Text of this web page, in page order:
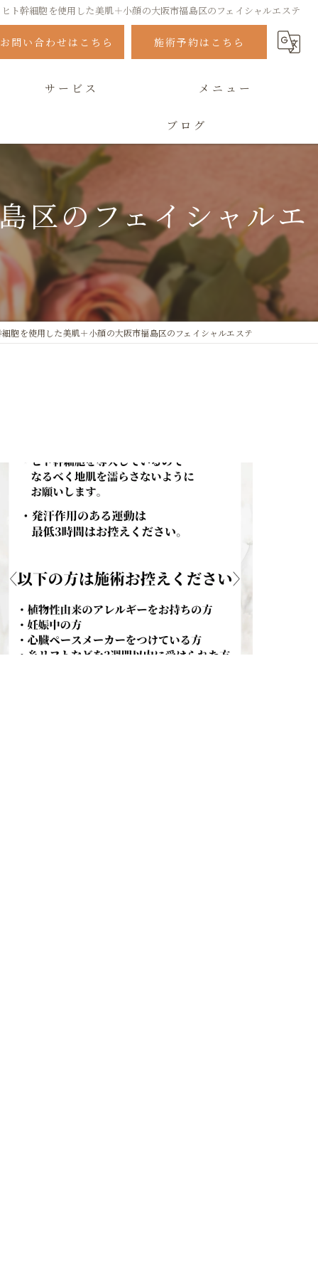
ヒト幹細胞を使用した美肌＋小顔の大阪市福島区のフェイシャルエステ
お問い合わせはこちら 施術予約はこちら
サービス メニュー
ブログ
区のフェイシャルエ
細胞を使用した美肌＋小顔の大阪市福島区のフェイシャルエステ